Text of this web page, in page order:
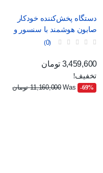
دستگاه پخش‌کننده خودکار
صابون هوشمند با سنسور و
قابلیت تنظیم جریان
0
قیمت عادی
قیمت
3,459,600 تومان
تخفیف!
‎-69%
Was 11,160,000 تومان